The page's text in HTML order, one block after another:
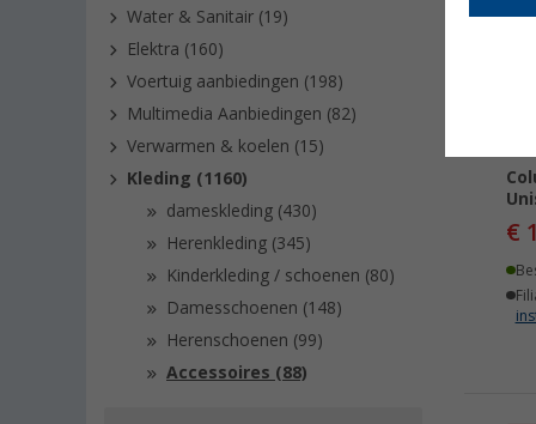
Water & Sanitair (19)
Elektra (160)
Voertuig aanbiedingen (198)
Multimedia Aanbiedingen (82)
Verwarmen & koelen (15)
Kleding (1160)
dameskleding (430)
Herenkleding (345)
Kinderkleding / schoenen (80)
Damesschoenen (148)
Herenschoenen (99)
Accessoires (88)
€